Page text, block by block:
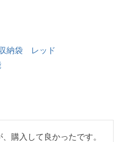
納袋 レッド
購入して良かったです。